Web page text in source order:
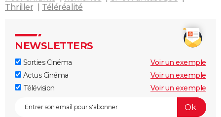
Thriller
Téléréalité
NEWSLETTERS
Sorties Cinéma
Voir un exemple
Actus Cinéma
Voir un exemple
Télévision
Voir un exemple